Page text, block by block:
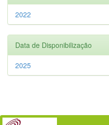
2022
Data de Disponibilização
2025